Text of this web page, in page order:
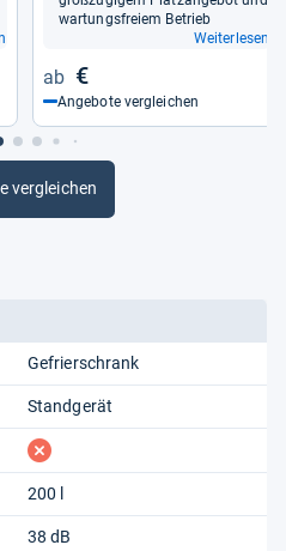
war­tungs­freiem Betrieb
Weiterlesen
€
Angebote vergleichen
vergleichen
Gefrierschrank
Standgerät
fehlt
200 l
38 dB